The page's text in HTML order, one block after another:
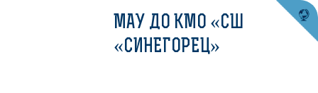
МАУ ДО КМО «СШ
«СИНЕГОРЕЦ»